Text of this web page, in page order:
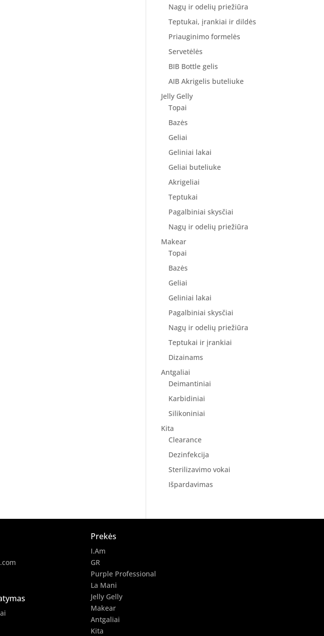
Nagų ir odelių priežiūra
Teptukai, įrankiai ir dildės
Priauginimo formelės
Servetėlės
BIB Bottle gelis
AIB Akrigelis buteliuke
Jelly Gelly
Topai
Bazės
Geliai
Geliniai lakai
Geliai buteliuke
Akrigeliai
Teptukai
Pagalbiniai skysčiai
Nagų ir odelių priežiūra
Makear
Topai
Bazės
Geliai
Geliniai lakai
Pagalbiniai skysčiai
Nagų ir odelių priežiūra
Teptukai ir įrankiai
Dizainams
Antgaliai
Deimantiniai
Karbidiniai
Silikoniniai
Kita
Clearance
Dezinfekcija
Sterilizavimo vokai
Išpardavimas
Prekės
I.Am
GR
Purple Professional
La Mani
Jelly Gelly
Makear
Antgaliai
Kita